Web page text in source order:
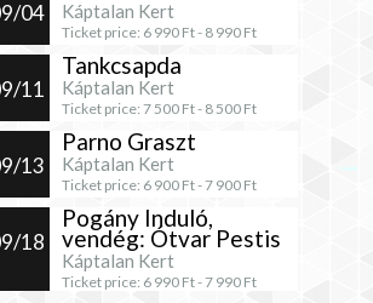
04 Káptalan Kert
Ticket price: 6 990 Ft - 8 990 Ft
11
Tankcsapda
Káptalan Kert
Ticket price: 7 500 Ft - 8 500 Ft
13
Parno Graszt
Káptalan Kert
Ticket price: 6 900 Ft -7 900 Ft
18
Pogány Induló,
vendég: Ótvar Pestis
Káptalan Kert
Ticket price: 6 990 Ft -7 990 Ft